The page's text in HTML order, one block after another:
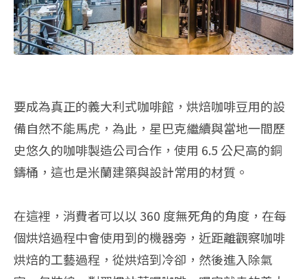
要成為真正的義大利式咖啡館，烘焙咖啡豆用的設
備自然不能馬虎，為此，星巴克繼續與當地一間歷
史悠久的咖啡製造公司合作，使用 6.5 公尺高的銅
鑄桶，這也是米蘭建築與設計常用的材質。
在這裡，消費者可以以 360 度無死角的角度，在每
個烘焙過程中會使用到的機器旁，近距離觀察咖啡
烘焙的工藝過程，從烘焙到冷卻，然後進入除氣